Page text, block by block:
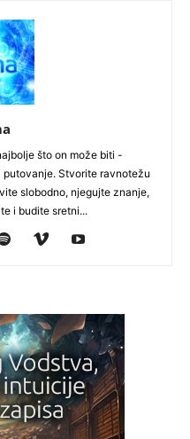
što on može biti -
Stvorite ravnotežu
slobodno, njegujte znanje,
i budite sretni...